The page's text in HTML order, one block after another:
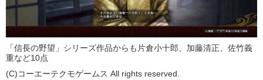
「信長の野望」シリーズ作品からも片倉小十郎、加藤清正、佐竹義
重など10点
(C)コーエーテクモゲームス All rights reserved.